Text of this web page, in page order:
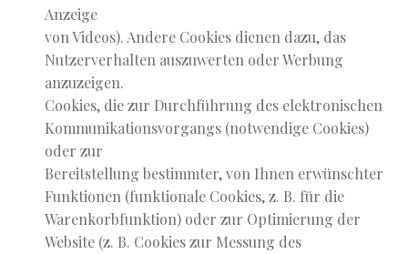
Anzeige
von Videos). Andere Cookies dienen dazu, das
Nutzerverhalten auszuwerten oder Werbung
anzuzeigen.
Cookies, die zur Durchführung des elektronischen
Kommunikationsvorgangs (notwendige Cookies)
oder zur
Bereitstellung bestimmter, von Ihnen erwünschter
Funktionen (funktionale Cookies, z. B. für die
Warenkorbfunktion) oder zur Optimierung der
Website (z. B. Cookies zur Messung des